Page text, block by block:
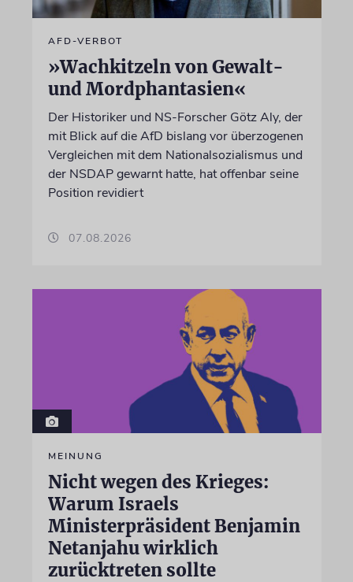
AFD-VERBOT
»Wachkitzeln von Gewalt-
und Mordphantasien«
Der Historiker und NS-Forscher Götz Aly, der
mit Blick auf die AfD bislang vor überzogenen
Vergleichen mit dem Nationalsozialismus und
der NSDAP gewarnt hatte, hat offenbar seine
Position revidiert
07.08.2026
MEINUNG
Nicht wegen des Krieges:
Warum Israels
Ministerpräsident Benjamin
Netanjahu wirklich
zurücktreten sollte